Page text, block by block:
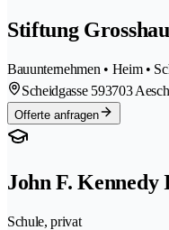
Stiftung
Bauunternehmen • Heim •
Scheidgasse 593703
Offerte anfragen
John F. Kennedy
Schule, privat